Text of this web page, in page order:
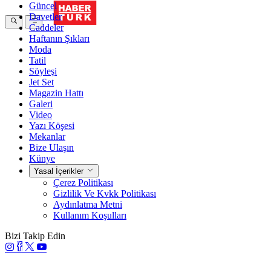
Güncel
Davetler
Caddeler
Haftanın Şıkları
Moda
Tatil
Söyleşi
Jet Set
Magazin Hattı
Galeri
Video
Yazı Köşesi
Mekanlar
Bize Ulaşın
Künye
Yasal İçerikler
Çerez Politikası
Gizlilik Ve Kvkk Politikası
Aydınlatma Metni
Kullanım Koşulları
Bizi Takip Edin